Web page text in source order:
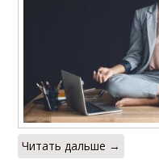
Читать дальше →